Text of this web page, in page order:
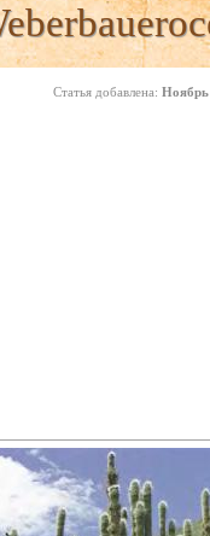
Статья добавлена: Ноябрь